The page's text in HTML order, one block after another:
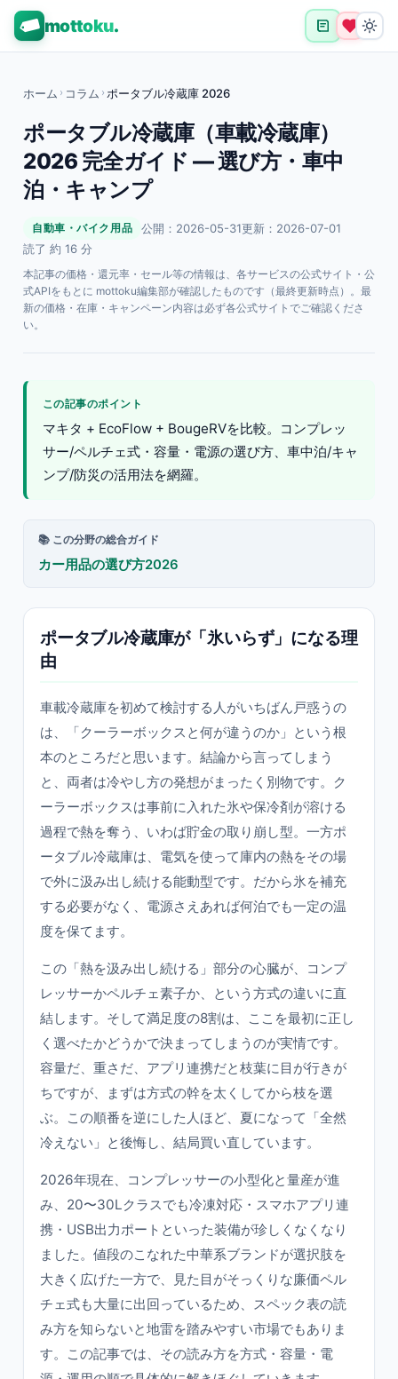
mottoku.
ホーム › コラム › ポータブル冷蔵庫 2026
ポータブル冷蔵庫（車載冷蔵庫）
2026 完全ガイド — 選び方・車中
泊・キャンプ
自動車・バイク用品 公開：2026-05-31更新：2026-07-01
読了 約 16 分
本記事の価格・還元率・セール等の情報は、各サービスの公式サイト・公
式APIをもとに mottoku編集部が確認したものです（最終更新時点）。最
新の価格・在庫・キャンペーン内容は必ず各公式サイトでご確認くださ
い。
この記事のポイント
マキタ + EcoFlow + BougeRVを比較。コンプレッ
サー/ペルチェ式・容量・電源の選び方、車中泊/キャ
ンプ/防災の活用法を網羅。
📚 この分野の総合ガイド
カー用品の選び方2026
ポータブル冷蔵庫が「氷いらず」になる理
由
車載冷蔵庫を初めて検討する人がいちばん戸惑うの
は、「クーラーボックスと何が違うのか」という根
本のところだと思います。結論から言ってしまう
と、両者は冷やし方の発想がまったく別物です。ク
ーラーボックスは事前に入れた氷や保冷剤が溶ける
過程で熱を奪う、いわば貯金の取り崩し型。一方ポ
ータブル冷蔵庫は、電気を使って庫内の熱をその場
で外に汲み出し続ける能動型です。だから氷を補充
する必要がなく、電源さえあれば何泊でも一定の温
度を保てます。
この「熱を汲み出し続ける」部分の心臓が、コンプ
レッサーかペルチェ素子か、という方式の違いに直
結します。そして満足度の8割は、ここを最初に正し
く選べたかどうかで決まってしまうのが実情です。
容量だ、重さだ、アプリ連携だと枝葉に目が行きが
ちですが、まずは方式の幹を太くしてから枝を選
ぶ。この順番を逆にした人ほど、夏になって「全然
冷えない」と後悔し、結局買い直しています。
2026年現在、コンプレッサーの小型化と量産が進
み、20〜30Lクラスでも冷凍対応・スマホアプリ連
携・USB出力ポートといった装備が珍しくなくなり
ました。値段のこなれた中華系ブランドが選択肢を
大きく広げた一方で、見た目がそっくりな廉価ペル
チェ式も大量に出回っているため、スペック表の読
み方を知らないと地雷を踏みやすい市場でもありま
す。この記事では、その読み方を方式・容量・電